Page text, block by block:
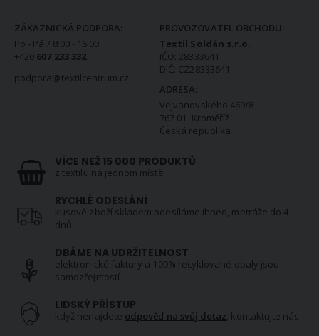
ZÁKAZNICKÁ PODPORA:
Po - Pá / 8:00 - 16:00
+420 607 233 332
podpora@textilcentrum.cz
PROVOZOVATEL OBCHODU:
Textil Soldán s.r.o.
IČO: 28333641
DIČ: CZ28333641
ADRESA:
Vejvanovského 469/8
767 01 Kroměříž
Česká republika
VÍCE NEŽ 15 000 PRODUKTŮ
z textilu na jednom místě
RYCHLÉ ODESLÁNÍ
kusové zboží skladem odesíláme ihned, metráže do 4
dnů
DBÁME NA UDRŽITELNOST
elektronické faktury a 100% recyklované obaly jsou
samozřejmostí
LIDSKÝ PŘÍSTUP
když nenajdete odpověď na svůj dotaz, kontaktujte nás